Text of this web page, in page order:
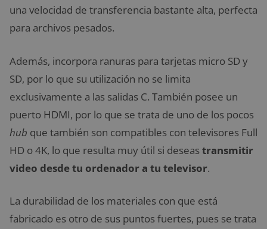
una velocidad de transferencia bastante alta, perfecta
para archivos pesados.
Además, incorpora ranuras para tarjetas micro SD y
SD, por lo que su utilización no se limita
exclusivamente a las salidas C. También posee un
puerto HDMI, por lo que se trata de uno de los pocos
hub que también son compatibles con televisores Full
HD o 4K, lo que resulta muy útil si deseastransmitir
video desde tu ordenador a tu televisor.
La durabilidad de los materiales con que está
fabricado es otro de sus puntos fuertes, pues se trata